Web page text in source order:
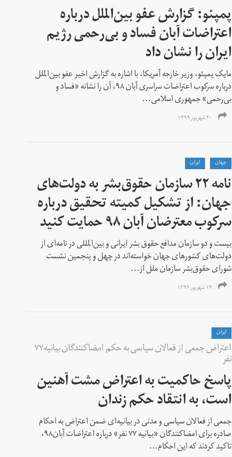
پمپئو: گزارش عفو بین‌الملل درباره
اعتراضات آبان فساد و بی‌رحمی رژیم
ایران را نشان داد
مایک پمپئو، وزیر خارجه آمریکا، با اشاره به گزارش اخیر عفو بین‌الملل
درباره سرکوب اعتراضات سراسری آبان ۹۸، آن را نشانه «فساد و
بی‌رحمی» جمهوری اسلامی...
۲۰ شهریور ۱۳۹۹
جهان ايران
نامه ۲۲ سازمان حقوق‌بشر به دولت‌های
جهان: از تشکیل کمیته تحقیق درباره
سرکوب معترضان آبان ۹۸ حمایت کنید
بیست و دو سازمان مدافع حقوق بشر ایرانی و بین‌المللی در نامه‌ای از
دولت‌های کشورهای جهان خواسته‌اند در چهل و پنجمین نشست
شورای حقوق‌بشر سازمان ملل از...
۱۹ شهریور ۱۳۹۹
ايران
اعتراض جمعی از فعالان سیاسی به حکم امضاکنندگان بیانیه۷۷
نفر
پاسخ حاکمیت به اعتراض مشت آهنین
است، به انتقاد حکم زندان
جمعی از فعالان سیاسی و مدنی در بیانیه‌ای ضمن اعتراض به احکام
صادره برای امضاکنندگان «بیانیه ۷۷ نفر» درباره اعتراضات آبان۹۸،
تاکید کردند که این احکام...